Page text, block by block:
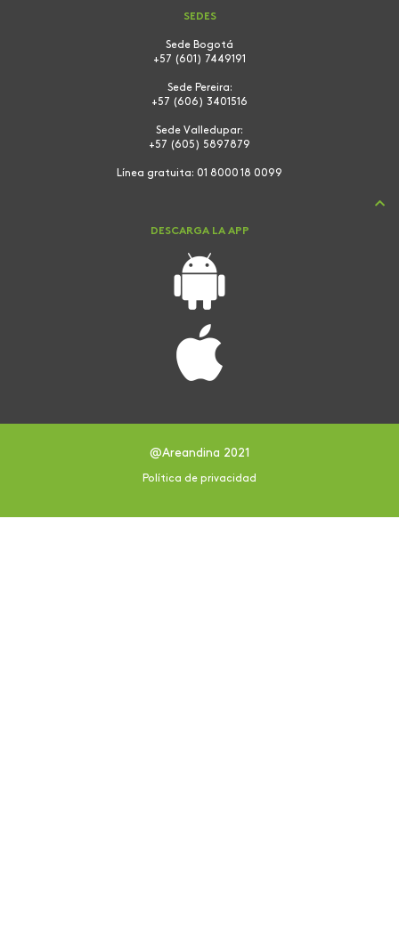
SEDES
Sede Bogotá
+57 (601) 7449191
Sede Pereira:
+57 (606) 3401516
Sede Valledupar:
+57 (605) 5897879
Línea gratuita: 01 8000 18 0099
DESCARGA LA APP
@Areandina 2021
Política de privacidad